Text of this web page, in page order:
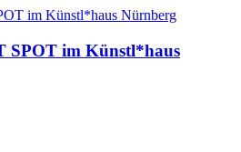
SPOT im Künstl*haus